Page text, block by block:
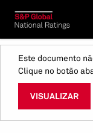
Este documento
Clique no botão
VISUALIZAR